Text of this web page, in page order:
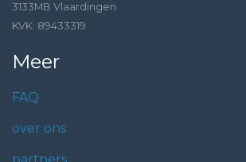
3133MB Vlaardingen
KVK: 89433319
Meer
FAQ
over ons